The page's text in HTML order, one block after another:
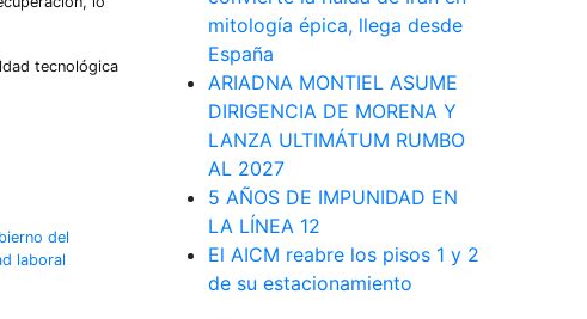
tecnológica
del
laboral
mitología épica, llega desde
España
ARIADNA MONTIEL ASUME
DIRIGENCIA DE MORENA Y
LANZA ULTIMÁTUM RUMBO
AL 2027
5 AÑOS DE IMPUNIDAD EN
LA LÍNEA 12
El AICM reabre los pisos 1 y 2
de su estacionamiento